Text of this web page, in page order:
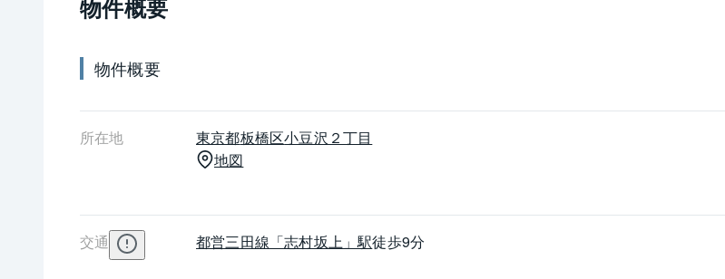
物件概要
物件概要
所在地 東京都板橋区小豆沢２丁目
地図
交通 都営三田線 「志村坂上」駅徒歩9分